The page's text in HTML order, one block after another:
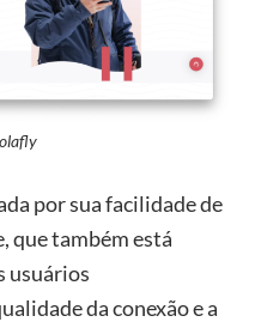
por sua facilidade de
que também está
usuários
da conexão e a